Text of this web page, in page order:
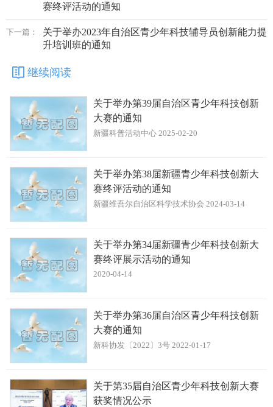
赛终评活动的通知
下一篇：
关于举办2023年自治区青少年科技辅导员创新能力提
升培训班的通知
继续阅读
关于举办第39届自治区青少年科技创新
大赛的通知
新疆科普活动中心 2025-02-20
关于举办第38届新疆青少年科技创新大
赛终评活动的通知
新疆维吾尔自治区科学技术协会 2024-03-14
关于举办第34届新疆青少年科技创新大
赛终评展示活动的通知
2020-04-14
关于举办第36届自治区青少年科技创新
大赛的通知
新科协发〔2022〕3号 2022-01-17
关于第35届自治区青少年科技创新大赛
获奖情况公示